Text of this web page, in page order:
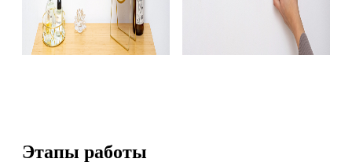
Этапы работы